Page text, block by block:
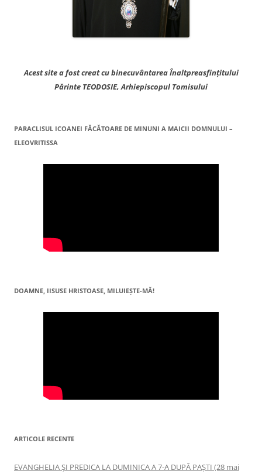
Acest site a fost creat cu binecuvântarea Înaltpreasfințitului
Părinte TEODOSIE, Arhiepiscopul Tomisului
PARACLISUL ICOANEI FĂCĂTOARE DE MINUNI A MAICII DOMNULUI –
ELEOVRITISSA
DOAMNE, IISUSE HRISTOASE, MILUIEŞTE-MĂ!
ARTICOLE RECENTE
EVANGHELIA ȘI PREDICA LA DUMINICA A 7-A DUPĂ PAȘTI (28 mai